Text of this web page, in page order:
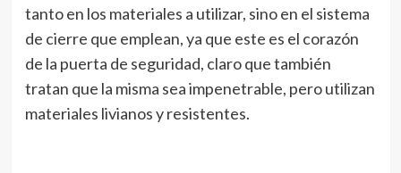
tanto en los materiales a utilizar, sino en el sistema
de cierre que emplean, ya que este es el corazón
de la puerta de seguridad, claro que también
tratan que la misma sea impenetrable, pero utilizan
materiales livianos y resistentes.